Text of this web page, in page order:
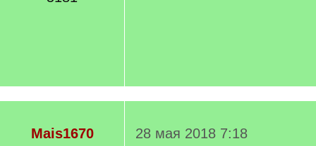
Mais1670
28 мая 2018 7:18